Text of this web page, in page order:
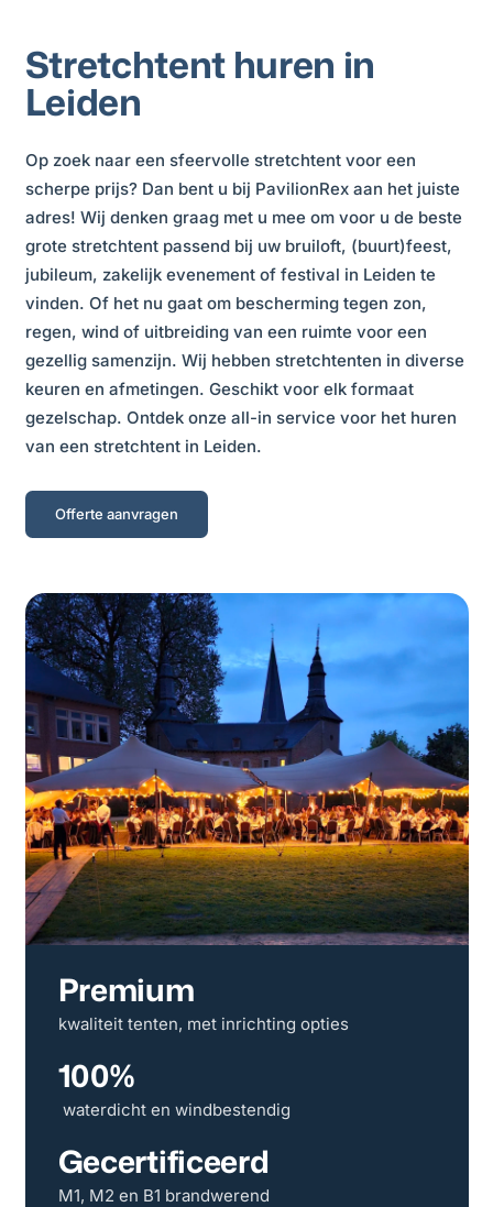
Stretchtent huren in
Leiden
Op zoek naar een sfeervolle stretchtent voor een
scherpe prijs? Dan bent u bij PavilionRex aan het juiste
adres! Wij denken graag met u mee om voor u de beste
grote stretchtent passend bij uw bruiloft, (buurt)feest,
jubileum, zakelijk evenement of festival in Leiden te
vinden. Of het nu gaat om bescherming tegen zon,
regen, wind of uitbreiding van een ruimte voor een
gezellig samenzijn. Wij hebben stretchtenten in diverse
keuren en afmetingen. Geschikt voor elk formaat
gezelschap. Ontdek onze all-in service voor het huren
van een stretchtent in Leiden.
Offerte aanvragen
Premium
kwaliteit tenten, met inrichting opties
100%
waterdicht en windbestendig
Gecertificeerd
M1, M2 en B1 brandwerend